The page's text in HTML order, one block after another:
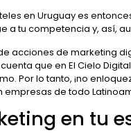
en Uruguay es
a tu competencia y, así,
acciones de marketing
que en El Cielo
Por lo tanto, ¡no
de todo
en tu